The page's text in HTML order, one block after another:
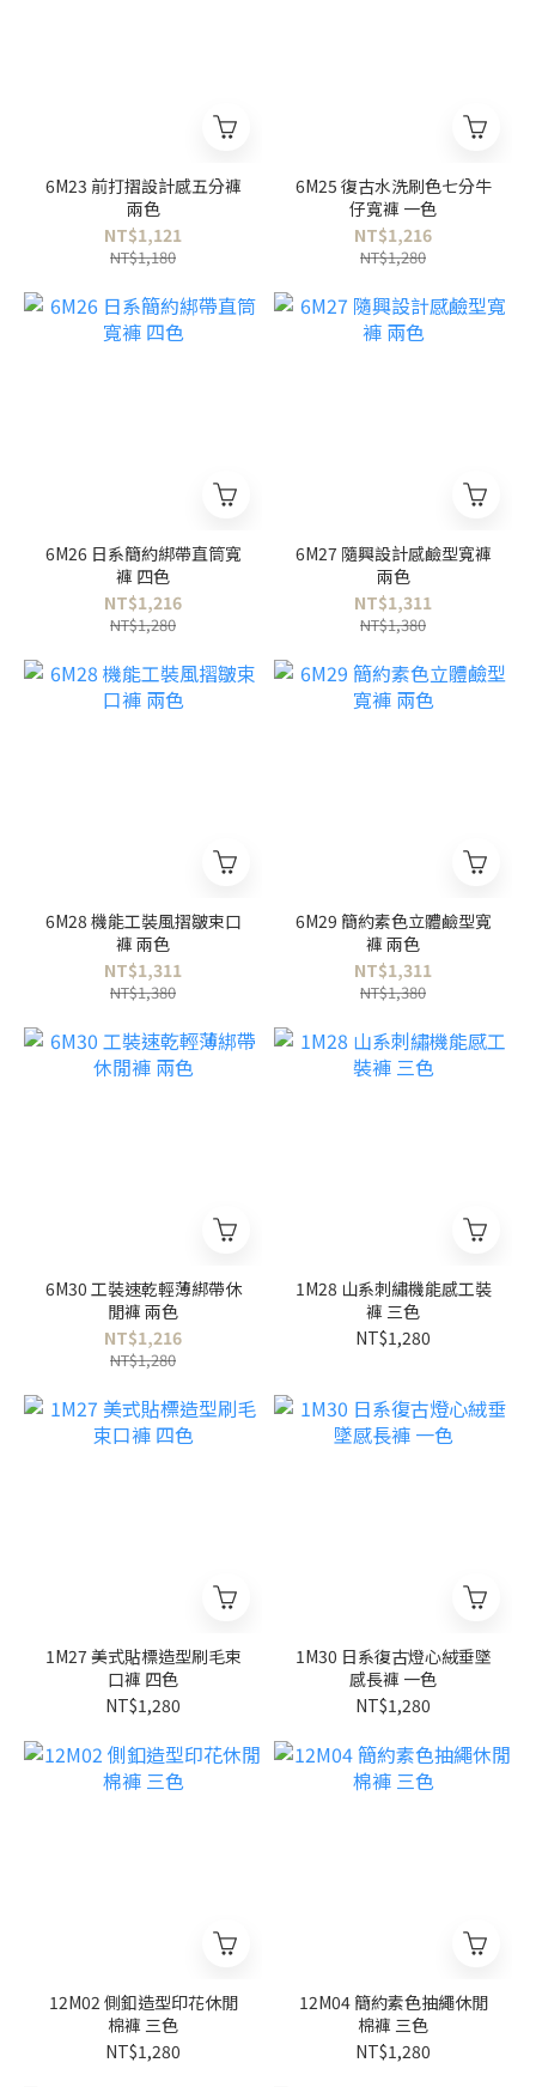
6M23 前打摺設計感五分褲
兩色
NT$1,121
NT$1,180
6M25 復古水洗刷色七分牛
仔寬褲 一色
NT$1,216
NT$1,280
6M26 日系簡約綁帶直筒寬
褲 四色
NT$1,216
NT$1,280
6M27 隨興設計感鹼型寬褲
兩色
NT$1,311
NT$1,380
6M28 機能工裝風摺皺束口
褲 兩色
NT$1,311
NT$1,380
6M29 簡約素色立體鹼型寬
褲 兩色
NT$1,311
NT$1,380
6M30 工裝速乾輕薄綁帶休
閒褲 兩色
NT$1,216
NT$1,280
1M28 山系刺繡機能感工裝
褲 三色
NT$1,280
1M27 美式貼標造型刷毛束
口褲 四色
NT$1,280
1M30 日系復古燈心絨垂墜
感長褲 一色
NT$1,280
12M02 側釦造型印花休閒
棉褲 三色
NT$1,280
12M04 簡約素色抽繩休閒
棉褲 三色
NT$1,280